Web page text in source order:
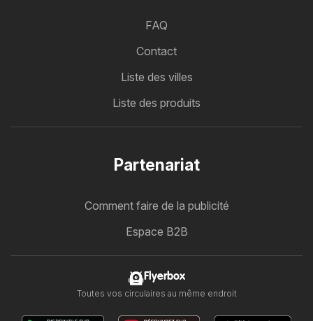
FAQ
Contact
Liste des villes
Liste des produits
Partenariat
Comment faire de la publicité
Espace B2B
Flyerbox
Toutes vos circulaires au même endroit